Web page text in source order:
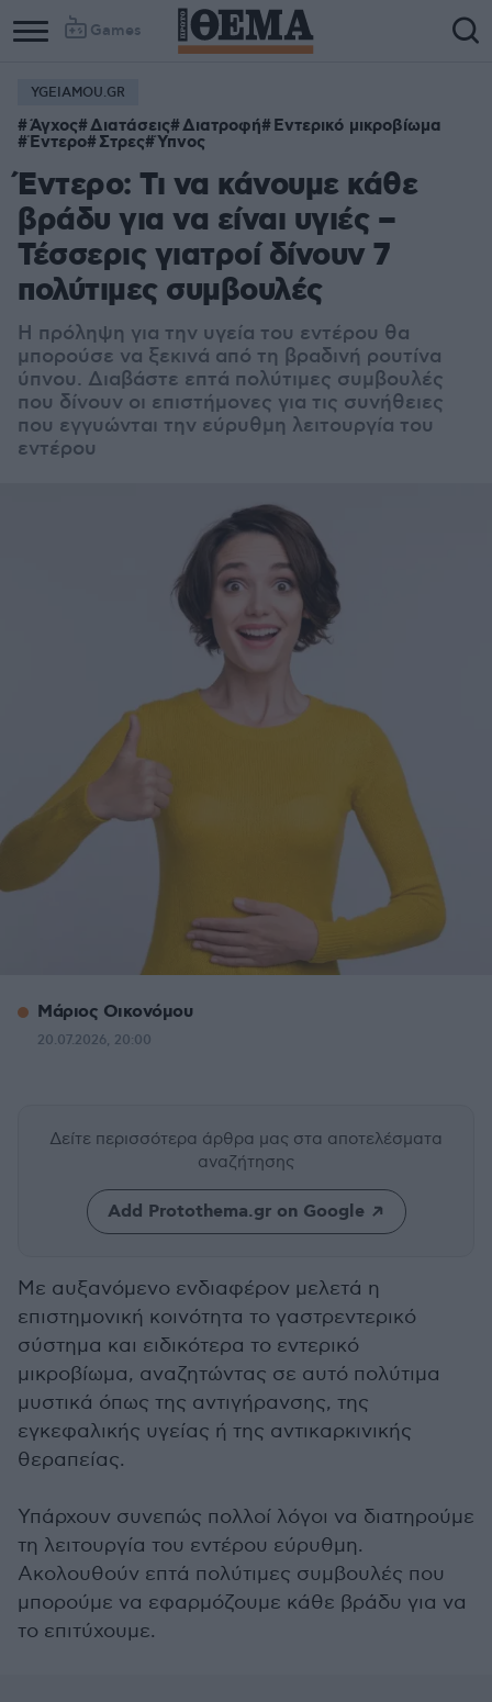
Games
YGEIAMOU.GR
Άγχος Διατάσεις Διατροφή Εντερικό μικροβίωμα
Έντερο Στρες Ύπνος
Έντερο: Τι να κάνουμε κάθε
βράδυ για να είναι υγιές –
Τέσσερις γιατροί δίνουν 7
πολύτιμες συμβουλές
Η πρόληψη για την υγεία του εντέρου θα
μπορούσε να ξεκινά από τη βραδινή ρουτίνα
ύπνου. Διαβάστε επτά πολύτιμες συμβουλές
που δίνουν οι επιστήμονες για τις συνήθειες
που εγγυώνται την εύρυθμη λειτουργία του
εντέρου
Μάριος Οικονόμου
20.07.2026, 20:00
Δείτε περισσότερα άρθρα μας στα αποτελέσματα
αναζήτησης
Add Protothema.gr on Google
Με αυξανόμενο ενδιαφέρον μελετά η
επιστημονική κοινότητα το γαστρεντερικό
σύστημα και ειδικότερα το εντερικό
μικροβίωμα, αναζητώντας σε αυτό πολύτιμα
μυστικά όπως της αντιγήρανσης, της
εγκεφαλικής υγείας ή της αντικαρκινικής
θεραπείας.
Υπάρχουν συνεπώς πολλοί λόγοι να διατηρούμε
τη λειτουργία του εντέρου εύρυθμη.
Ακολουθούν επτά πολύτιμες συμβουλές που
μπορούμε να εφαρμόζουμε κάθε βράδυ για να
το επιτύχουμε.